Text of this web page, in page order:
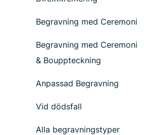
Begravning med Ceremoni
Begravning med Ceremoni
& Bouppteckning
Anpassad Begravning
Vid dödsfall
Alla begravningstyper